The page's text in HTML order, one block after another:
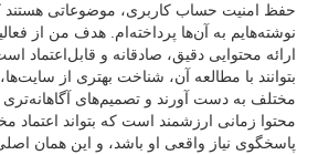
حفظ امنیت حساب کاربری، موضوعاتی هستند
نوشته‌هایم به آن‌ها پرداخته‌ام. هدف من از
ارائه محتوایی دقیق، صادقانه و قابل‌اعتماد
بتوانند با مطالعه آن، شناخت بهتری از
مختلف به دست آورند و تصمیم‌های آگاهانه‌تری
محتوا زمانی ارزشمند است که بتواند اعتماد
پاسخگوی نیاز واقعی او باشد، و این همان